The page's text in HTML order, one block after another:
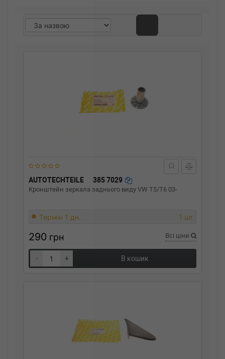
AUTOTECHTEILE 385 7029
Кронштейн зеркала заднього виду VW T5/T6 03-
Термін 1 дн. 1 шт.
290 грн Всі ціни
- + В кошик